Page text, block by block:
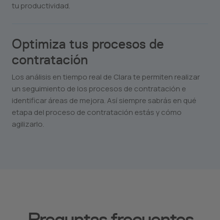
tu productividad.
Optimiza tus procesos de
contratación
Los análisis en tiempo real de Clara te permiten realizar
un seguimiento de los procesos de contratación e
identificar áreas de mejora. Así siempre sabrás en qué
etapa del proceso de contratación estás y cómo
agilizarlo.